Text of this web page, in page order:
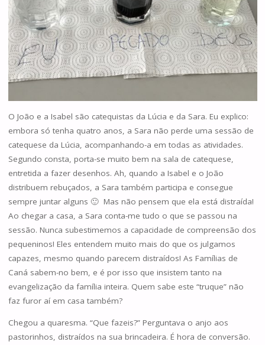
O João e a Isabel são catequistas da Lúcia e da Sara. Eu explico:
embora só tenha quatro anos, a Sara não perde uma sessão de
catequese da Lúcia, acompanhando-a em todas as atividades.
Segundo consta, porta-se muito bem na sala de catequese,
entretida a fazer desenhos. Ah, quando a Isabel e o João
distribuem rebuçados, a Sara também participa e consegue
sempre juntar alguns 🙂 Mas não pensem que ela está distraída!
Ao chegar a casa, a Sara conta-me tudo o que se passou na
sessão. Nunca subestimemos a capacidade de compreensão dos
pequeninos! Eles entendem muito mais do que os julgamos
capazes, mesmo quando parecem distraídos! As Famílias de
Caná sabem-no bem, e é por isso que insistem tanto na
evangelização da família inteira. Quem sabe este “truque” não
faz furor aí em casa também?
Chegou a quaresma. “Que fazeis?” Perguntava o anjo aos
pastorinhos, distraídos na sua brincadeira. É hora de conversão.